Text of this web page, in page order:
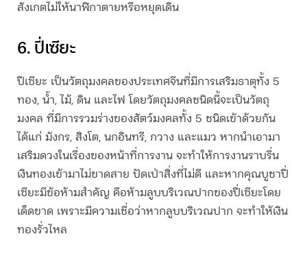
สังเกตไม่ให้นาฬิกาตายหรือหยุดเดิน
6. ปี่เซียะ
ปีเซียะ เป็นวัตถุมงคลของประเทศจีนที่มีการเสริมธาตุทั้ง 5
ทอง, น้ำ, ไม้, ดิน และไฟ โดยวัตถุมงคลชนิดนี้จะเป็นวัตถุ
มงคล ที่มีการรวมร่างของสัตว์มงคลทั้ง 5 ชนิดเข้าด้วยกัน
ได้แก่ มังกร, สิงโต, นกอินทรี, กวาง และแมว หากนำเอามา
เสริมดวงในเรื่องของหน้าที่การงาน จะทำให้การงานราบรื่น
เงินทองเข้ามาไม่ขาดสาย ปัดเป่าสิ่งที่ไม่ดี และหากคุณบูชาปี่
เซียะมีข้อห้ามสำคัญ คือห้ามลูบบริเวณปากของปี่เซียะโดย
เด็ดขาด เพราะมีความเชื่อว่าหากลูบบริเวณปาก จะทำให้เงิน
ทองรั่วไหล